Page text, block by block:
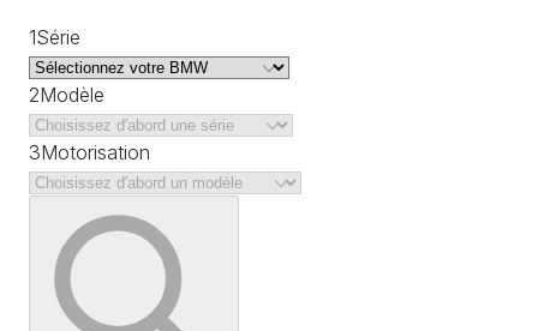
1Série
2Modèle
3Motorisation